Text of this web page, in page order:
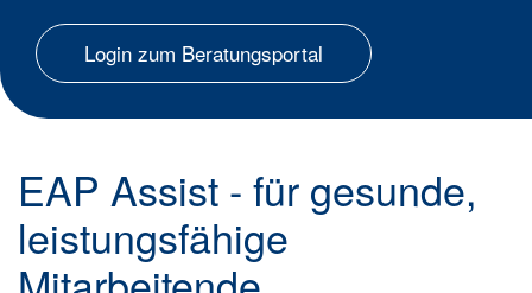
Login zum Beratungsportal
EAP Assist - für gesunde,
leistungsfähige